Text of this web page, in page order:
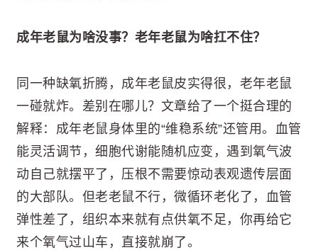
成年老鼠为啥没事？老年老鼠为啥扛不住？
同一种缺氧折腾，成年老鼠皮实得很，老年老鼠
一碰就炸。差别在哪儿？文章给了一个挺合理的
解释：成年老鼠身体里的“维稳系统”还管用。血管
能灵活调节，细胞代谢能随机应变，遇到氧气波
动自己就摆平了，压根不需要惊动表观遗传层面
的大部队。但老老鼠不行，微循环老化了，血管
弹性差了，组织本来就有点供氧不足，你再给它
来个氧气过山车，直接就崩了。